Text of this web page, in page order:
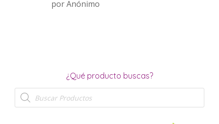
con
de 5
por Anónimo
¿Qué producto buscas?
Búsqueda
de
productos